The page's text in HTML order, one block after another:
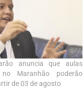
anuncia que aulas
no Maranhão poderão
de 03 de agosto